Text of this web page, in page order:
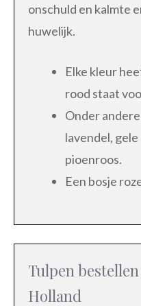
onschuld en kalmte
huwelijk.
Elke kleur
rood staat
Onder
lavendel,
pioenroos.
Een bosje
Tulpen
Holland